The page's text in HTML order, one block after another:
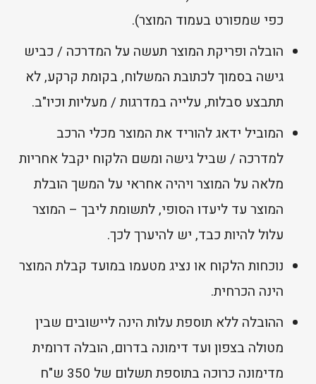
כפי שמפורט בעמוד המוצר).
הובלה ופריקת המוצר תעשה על המדרכה / כביש
גישה בסמוך לכתובת המשלוח, בקומת קרקע, לא
תתבצע סבלות, עלייה במדרגות / מעליות וכיו"ב.
המוביל ידאג להוריד את המוצר מכלי הרכב
למדרכה / שביל גישה ומשם הלקוח יקבל אחריות
מלאה על המוצר ויהיה אחראי על המשך הובלת
המוצר עד ליעדו הסופי, לתשומת ליבך – המוצר
עלול להיות כבד, יש להיערך לכך.
נוכחות הלקוח או נציג מטעמו במועד קבלת המוצר
הינה הכרחית.
ההובלה ללא תוספת עלות הינה ליישובים שבין
מטולה בצפון ועד דימונה בדרום, הובלה דרומית
מדימונה כרוכה בתוספת תשלום של 350 ש"ח